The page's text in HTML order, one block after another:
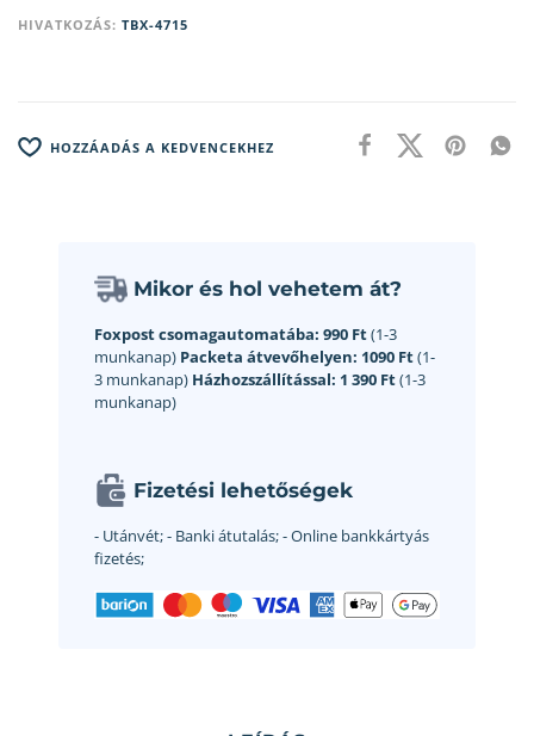
HIVATKOZÁS: TBX-4715
HOZZÁADÁS A KEDVENCEKHEZ
Mikor és hol vehetem át?
Foxpost csomagautomatába: 990 Ft(1-3
munkanap) Packeta átvevőhelyen: 1090 Ft(1-
3 munkanap) Házhozszállítással: 1 390 Ft(1-3
munkanap)
Fizetési lehetőségek
- Utánvét;- Banki átutalás;- Online bankkártyás
fizetés;